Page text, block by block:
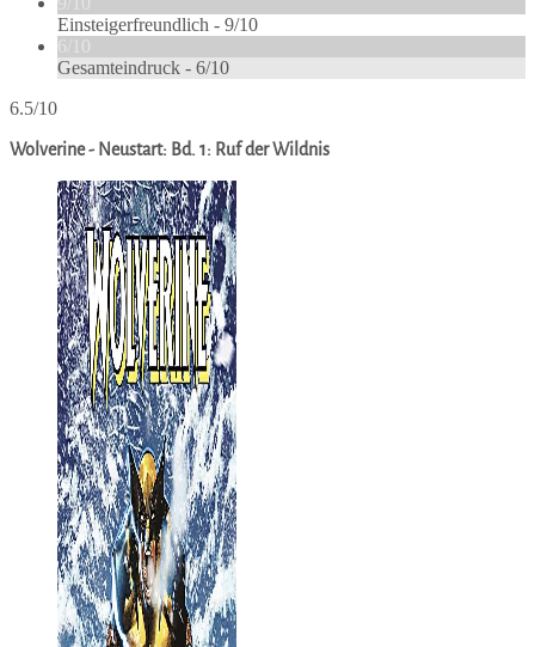
Einsteigerfreundlich - 9/10
6/10
Gesamteindruck - 6/10
6.5/10
Wolverine - Neustart: Bd. 1: Ruf der Wildnis